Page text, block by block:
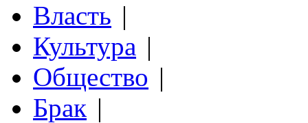
Власть |
Культура |
Общество |
Брак |